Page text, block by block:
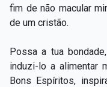
Capítulo XXII — Não
Capítulo XXIV —
alqueire
fim de não macular
de um cristão.
Possa a tua
induzi-lo a alimentar
Bons Espíritos,